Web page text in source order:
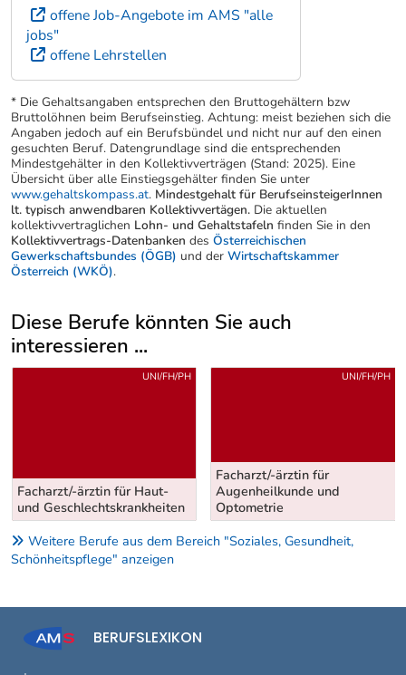
offene Job-Angebote im AMS "alle
jobs"
offene Lehrstellen
* Die Gehaltsangaben entsprechen den Bruttogehältern bzw
Bruttolöhnen beim Berufseinstieg. Achtung: meist beziehen sich die
Angaben jedoch auf ein Berufsbündel und nicht nur auf den einen
gesuchten Beruf. Datengrundlage sind die entsprechenden
Mindestgehälter in den Kollektivverträgen (Stand: 2025). Eine
Übersicht über alle Einstiegsgehälter finden Sie unter
www.gehaltskompass.at. Mindestgehalt für BerufseinsteigerInnen
lt. typisch anwendbaren Kollektivvertägen. Die aktuellen
kollektivvertraglichen Lohn- und Gehaltstafeln finden Sie in den
Kollektivvertrags-Datenbanken des Österreichischen
Gewerkschaftsbundes (ÖGB) und der Wirtschaftskammer
Österreich (WKÖ).
Diese Berufe könnten Sie auch
interessieren ...
Uber weitere Berufsvorschläge
Facharzt/-ärztin für Haut-
und Geschlechtskrankheiten
UNI/FH/PH
Facharzt/-ärztin für
Augenheilkunde und
Optometrie
UNI/FH/PH
Weitere Berufe aus dem Bereich "Soziales, Gesundheit,
Schönheitspflege" anzeigen
BERUFSLEXIKON